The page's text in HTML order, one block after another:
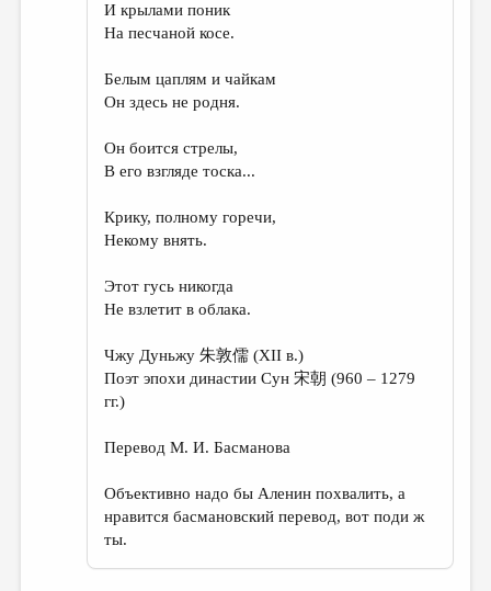
И крылами поник
На песчаной косе.
Белым цаплям и чайкам
Он здесь не родня.
Он боится стрелы,
В его взгляде тоска...
Крику, полному горечи,
Некому внять.
Этот гусь никогда
Не взлетит в облака.
Чжу Дуньжу 朱敦儒 (XII в.)
Поэт эпохи династии Сун 宋朝 (960 – 1279
гг.)
Перевод М. И. Басманова
Объективно надо бы Аленин похвалить, а
нравится басмановский перевод, вот поди ж
ты.